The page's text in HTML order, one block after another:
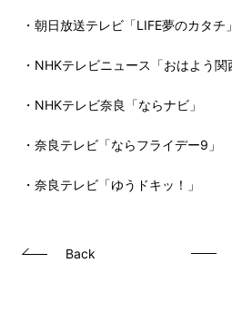
・朝日放送テレビ「LIFE夢のカタチ」
・NHKテレビニュース「おはよう関
・NHKテレビ奈良「ならナビ」
・奈良テレビ「ならフライデー9」
・奈良テレビ「ゆうドキッ！」
Back